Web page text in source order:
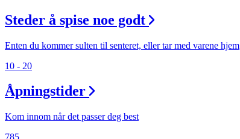
Søk
Åpningstider
Steder å spise noe godt
Enten du kommer sulten til senteret, eller tar med varene hjem
10 - 20
Åpningstider
Kom innom når det passer deg best